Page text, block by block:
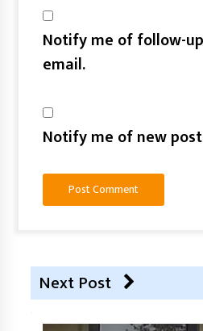
Notify me of follow-
email.
Notify me of new
Next Post